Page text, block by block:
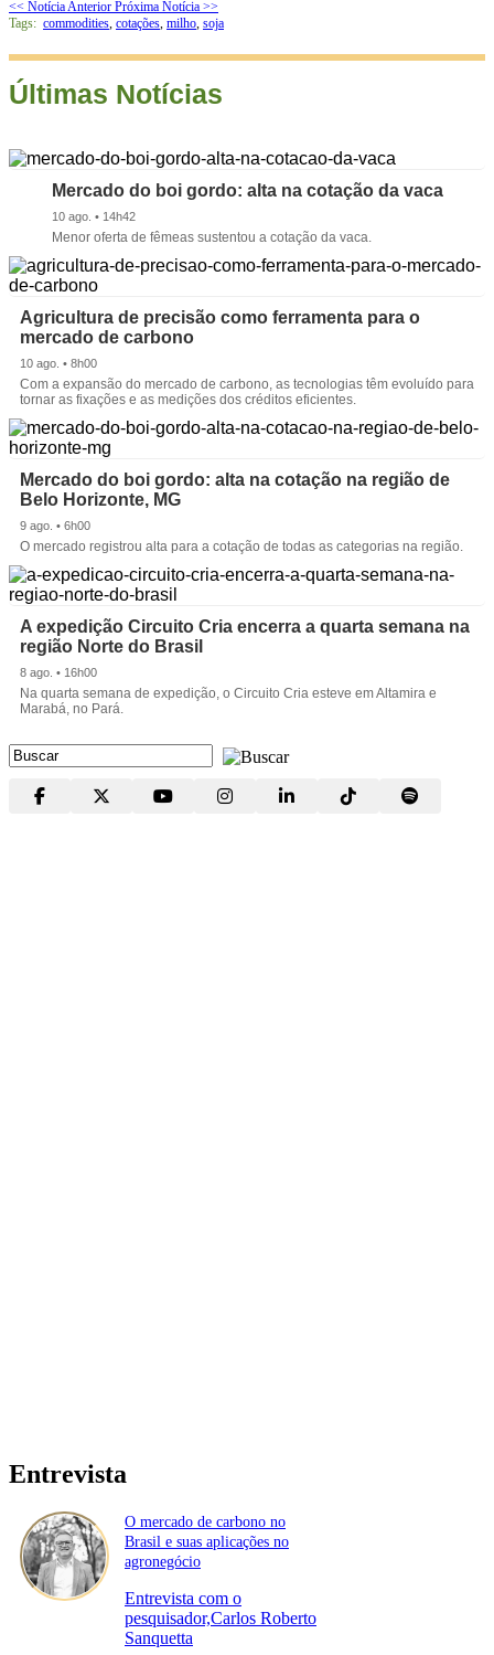
<< Notícia Anterior Próxima Notícia >>
Tags: commodities, cotações, milho, soja
Últimas Notícias
Mercado do boi gordo: alta na cotação da vaca
10 ago. • 14h42
Menor oferta de fêmeas sustentou a cotação da vaca.
Agricultura de precisão como ferramenta para o
mercado de carbono
10 ago. • 8h00
Com a expansão do mercado de carbono, as tecnologias têm evoluído para
tornar as fixações e as medições dos créditos eficientes.
Mercado do boi gordo: alta na cotação na região de
Belo Horizonte, MG
9 ago. • 6h00
O mercado registrou alta para a cotação de todas as categorias na região.
A expedição Circuito Cria encerra a quarta semana na
região Norte do Brasil
8 ago. • 16h00
Na quarta semana de expedição, o Circuito Cria esteve em Altamira e
Marabá, no Pará.
Entrevista
O mercado de carbono no
Brasil e suas aplicações no
agronegócio
Entrevista com o
pesquisador,Carlos Roberto
Sanquetta